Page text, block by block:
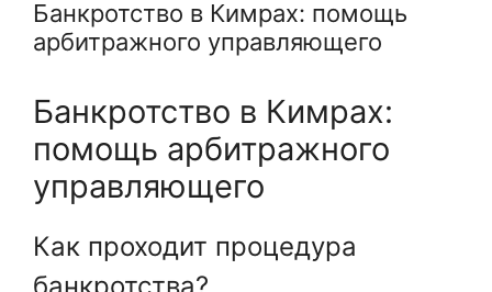
Банкротство в Кимрах: помощь
арбитражного управляющего
Банкротство в Кимрах:
помощь арбитражного
управляющего
Как проходит процедура